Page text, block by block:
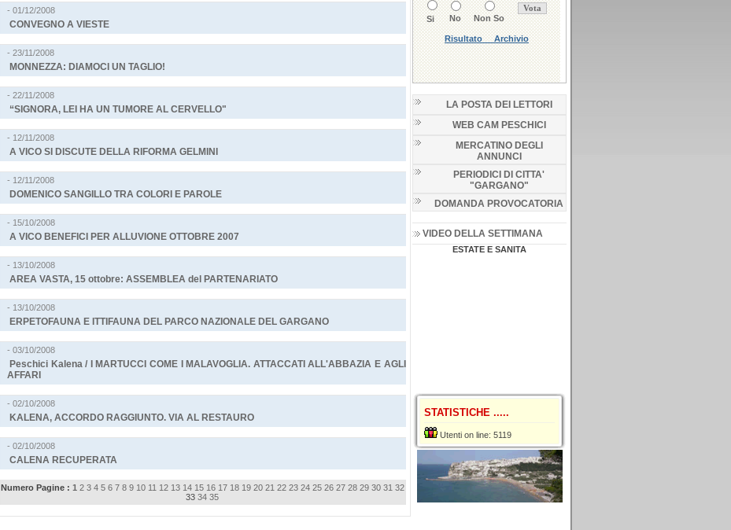
- 01/12/2008
CONVEGNO A VIESTE
- 23/11/2008
MONNEZZA: DIAMOCI UN TAGLIO!
- 22/11/2008
“SIGNORA, LEI HA UN TUMORE AL CERVELLO"
- 12/11/2008
A VICO SI DISCUTE DELLA RIFORMA GELMINI
- 12/11/2008
DOMENICO SANGILLO TRA COLORI E PAROLE
- 15/10/2008
A VICO BENEFICI PER ALLUVIONE OTTOBRE 2007
- 13/10/2008
AREA VASTA, 15 ottobre: ASSEMBLEA del PARTENARIATO
- 13/10/2008
ERPETOFAUNA E ITTIFAUNA DEL PARCO NAZIONALE DEL GARGANO
- 03/10/2008
Peschici Kalena / I MARTUCCI COME I MALAVOGLIA. ATTACCATI ALL'ABBAZIA E AGLI
AFFARI
- 02/10/2008
KALENA, ACCORDO RAGGIUNTO. VIA AL RESTAURO
- 02/10/2008
CALENA RECUPERATA
Numero Pagine : 1 2 3 4 5 6 7 8 9 10 11 12 13 14 15 16 17 18 19 20 21 22 23 24 25 26 27 28 29 30 31 32
33 34 35
LA POSTA DEI LETTORI
WEB CAM PESCHICI
MERCATINO DEGLI
ANNUNCI
PERIODICI DI CITTA'
"GARGANO"
DOMANDA PROVOCATORIA
VIDEO DELLA SETTIMANA
ESTATE E SANITA
STATISTICHE .....
Utenti on line: 5119